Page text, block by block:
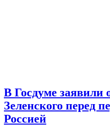
В Госдуме заявили
Зеленского перед
Россией